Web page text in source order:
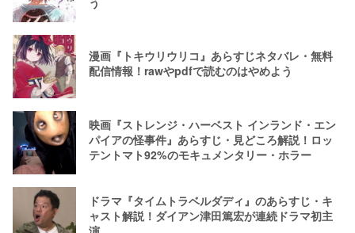
漫画『トキウリウリコ』あらすじネタバレ・無料
配信情報！rawやpdfで読むのはやめよう
映画『ストレンジ・ハーベスト インランド・エン
パイアの怪事件』あらすじ・見どころ解説！ロッ
テントマト92%のモキュメンタリー・ホラー
ドラマ『タイムトラベルダディ』のあらすじ・キ
ャスト解説！ダイアン津田篤宏が連続ドラマ初主